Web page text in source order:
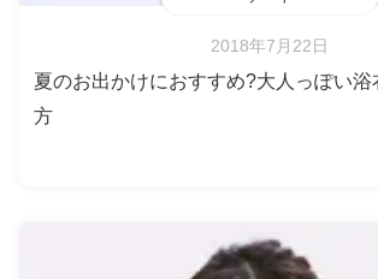
2018年7月22日
夏のお出かけにおすすめ?大人っぽい浴
方